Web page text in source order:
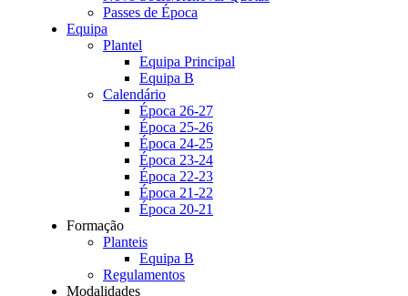
Passes de Época
Equipa
Plantel
Equipa Principal
Equipa B
Calendário
Época 26-27
Época 25-26
Época 24-25
Época 23-24
Época 22-23
Época 21-22
Época 20-21
Formação
Planteis
Equipa B
Regulamentos
Modalidades